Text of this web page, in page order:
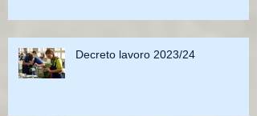
Decreto lavoro 2023/24